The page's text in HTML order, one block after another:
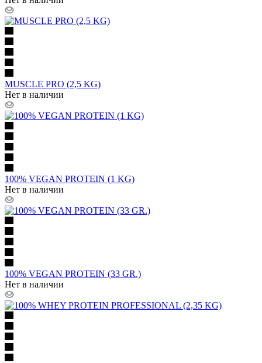
MUSCLE PRO (2,5 KG)
Нет в наличии
100% VEGAN PROTEIN (1 KG)
Нет в наличии
100% VEGAN PROTEIN (33 GR.)
Нет в наличии